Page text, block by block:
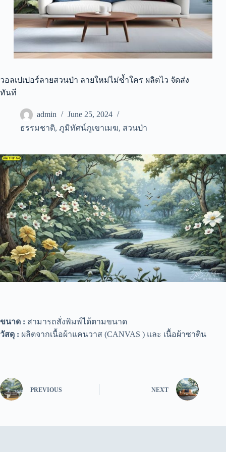
วอลเปเปอร์ลายสวนป่า ลายใหม่ไม่ซ้ำใคร ผลิตไว จัดส่ง
ทันที
admin
June 25, 2024
ธรรมชาติ, ภูมิทัศน์ภูเขาเมฆ, สวนป่า
ขนาด : สามารถสั่งพิมพ์ได้ตามขนาด
วัสดุ : ผลิตจากเนื้อผ้าแคนวาส (CANVAS ) และ เนื้อผ้าซาติน
PREVIOUS NEXT